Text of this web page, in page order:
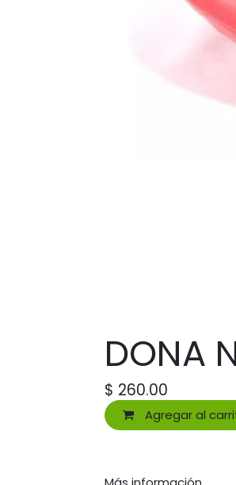
DONA
$ 260.00
Agregar al